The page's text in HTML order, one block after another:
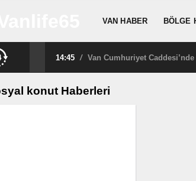
VAN HABER BÖLGE
14:45 / Van Cumhuriyet
konut Haberleri